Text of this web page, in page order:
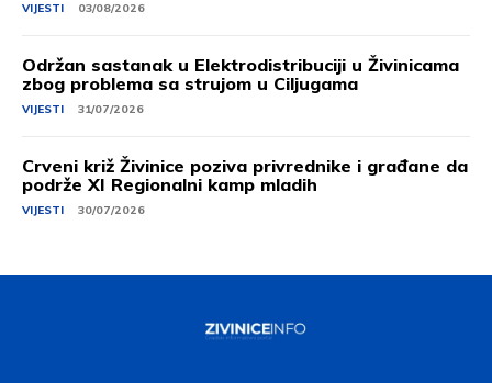
VIJESTI 03/08/2026
Održan sastanak u Elektrodistribuciji u Živinicama
zbog problema sa strujom u Ciljugama
VIJESTI 31/07/2026
Crveni križ Živinice poziva privrednike i građane da
podrže XI Regionalni kamp mladih
VIJESTI 30/07/2026